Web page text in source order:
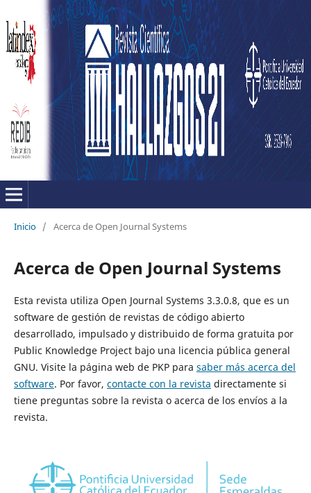
Inicio / Acerca de Open Journal Systems
Acerca de Open Journal Systems
Esta revista utiliza Open Journal Systems 3.3.0.8, que es un
software de gestión de revistas de código abierto
desarrollado, impulsado y distribuido de forma gratuita por
Public Knowledge Project bajo una licencia pública general
GNU. Visite la página web de PKP para saber más acerca del
software. Por favor, contacte con la revista directamente si
tiene preguntas sobre la revista o acerca de los envíos a la
revista.